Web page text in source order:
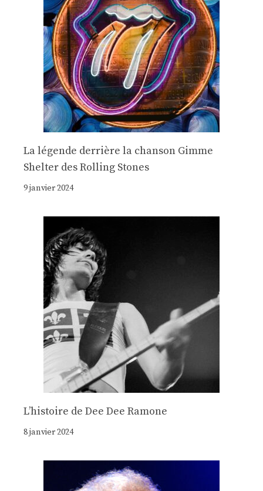
La légende derrière la chanson Gimme
Shelter des Rolling Stones
9 janvier 2024
Lʼhistoire de Dee Dee Ramone
8 janvier 2024